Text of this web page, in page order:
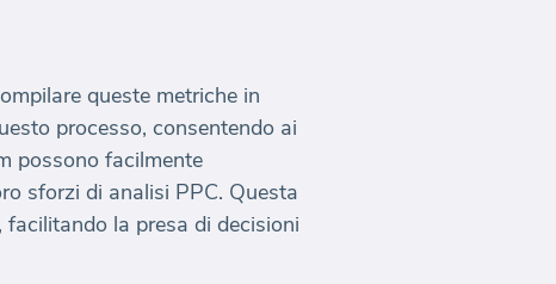
queste metriche in
processo, consentendo ai
possono facilmente
sforzi di analisi PPC. Questa
la presa di decisioni